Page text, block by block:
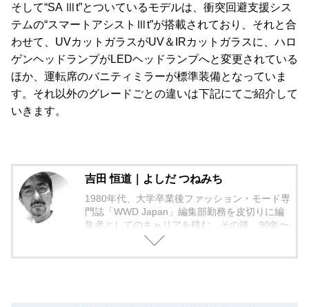
そして“SA Ⅲt”とついているモデルは、衝突回避支援シス
テムの“スマートアシストⅢt”が搭載されており、それと合
わせて、UVカットガラスがUV＆IRカットガラスに、ハロ
ゲンヘッドランプがLEDヘッドランプへと変更されている
ほか、運転席のバニティミラーが標準装備となっていま
す。それ以外のグレードごとの違いは下記にてご紹介して
いきます。
吉田 恒道｜よしだ つねみち
1980年代、大学卒業後ファッション・モード専
門誌「WWD Japan」編集部勤務を皮切りに編
集者としてのキャリアを積む。その後、90年〜
2000年代、中堅出版社ダイヤモンド社の自動車